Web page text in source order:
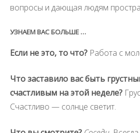
вопросы и дающая людям
УЗНАЕМ ВАС БОЛЬШЕ …
Если не это, то что? Работа с
Что заставило вас быть
счастливым на этой неделе?
Счастливо — солнце светит.